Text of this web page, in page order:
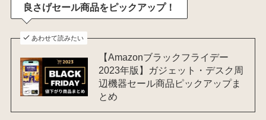
良さげセール商品をピックアップ！
あわせて読みたい
【Amazonブラックフライデー
2023年版】ガジェット・デスク周
辺機器セール商品ピックアップま
とめ